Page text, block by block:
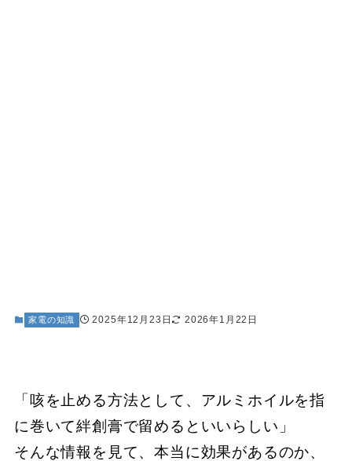
家電の知識 2025年12月23日 2026年1月22日
「咳を止める方法として、アルミホイルを指
に巻いて絆創膏で留めるといいらしい」
そんな情報を見て、本当に効果があるのか、